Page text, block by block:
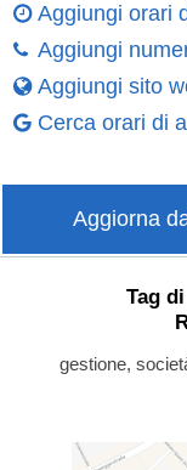
Aggiungi orari
Aggiungi
Aggiungi sito
Cerca orari di
Aggiorna
Tag
gestione,